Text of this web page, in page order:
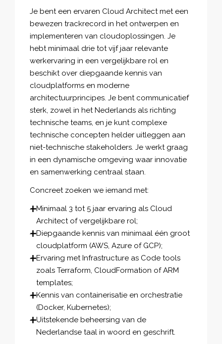
Je bent een ervaren Cloud Architect met een
bewezen trackrecord in het ontwerpen en
implementeren van cloudoplossingen. Je
hebt minimaal drie tot vijf jaar relevante
werkervaring in een vergelijkbare rol en
beschikt over diepgaande kennis van
cloudplatforms en moderne
architectuurprincipes. Je bent communicatief
sterk, zowel in het Nederlands als richting
technische teams, en je kunt complexe
technische concepten helder uitleggen aan
niet-technische stakeholders. Je werkt graag
in een dynamische omgeving waar innovatie
en samenwerking centraal staan.
Concreet zoeken we iemand met:
Minimaal 3 tot 5 jaar ervaring als Cloud
Architect of vergelijkbare rol;
Diepgaande kennis van minimaal één groot
cloudplatform (AWS, Azure of GCP);
Ervaring met Infrastructure as Code tools
zoals Terraform, CloudFormation of ARM
templates;
Kennis van containerisatie en orchestratie
(Docker, Kubernetes);
Uitstekende beheersing van de
Nederlandse taal in woord en geschrift.